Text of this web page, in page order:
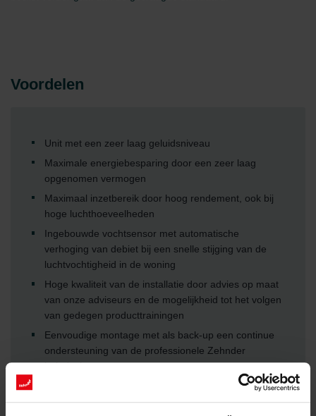
Voordelen
Unit met een zeer laag geluidsniveau
Maximale energiebesparing door een zeer laag
opgenomen vermogen
Maximaal inzetbereik door hoog rendement, ook bij
hoge luchthoeveelheden
Ingebouwde vochtsensor met automatische
verhoging van debiet bij een snelle stijging van de
luchtvochtigheid in de woning
Hoge kwaliteit van de installatie door advies op maat
van onze adviseurs en de mogelijkheid tot het volgen
van gedegen producttrainingen
Eenvoudige montage met als back-up een continue
ondersteuning van de professionele Zehnder
helpdesk
Snelle inbedrijfsstelling door een eenvoudig in te
regelen systeem vanwege intuïtieve regeling met